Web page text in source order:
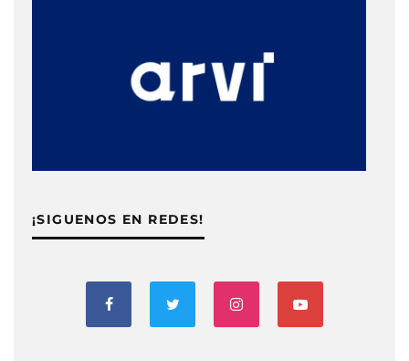
¡SIGUENOS EN REDES!